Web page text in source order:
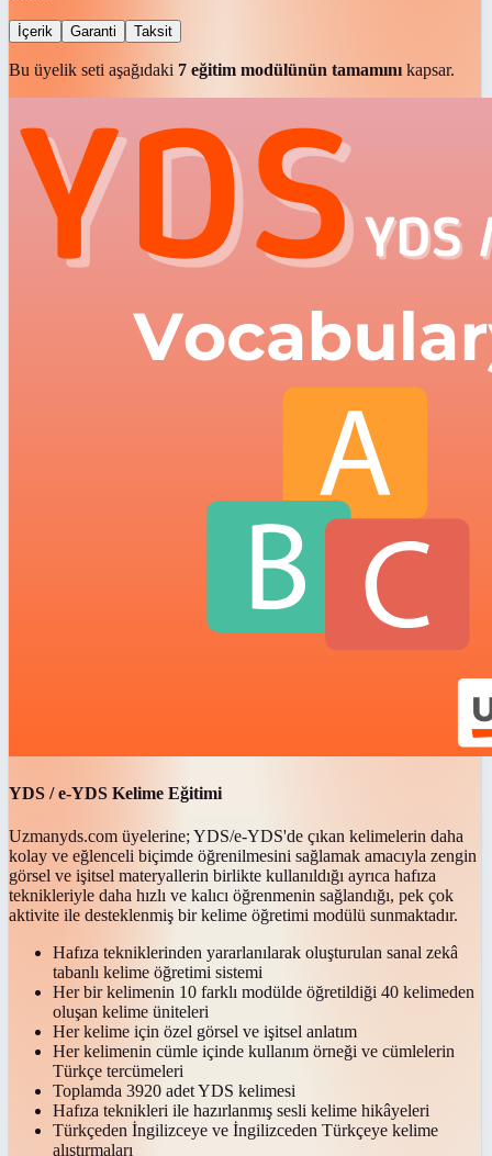
İçerik Garanti Taksit
Bu üyelik seti aşağıdaki 7 eğitim modülünün tamamını kapsar.
YDS / e-YDS Kelime Eğitimi
Uzmanyds.com üyelerine; YDS/e-YDS'de çıkan kelimelerin daha
kolay ve eğlenceli biçimde öğrenilmesini sağlamak amacıyla zengin
görsel ve işitsel materyallerin birlikte kullanıldığı ayrıca hafıza
teknikleriyle daha hızlı ve kalıcı öğrenmenin sağlandığı, pek çok
aktivite ile desteklenmiş bir kelime öğretimi modülü sunmaktadır.
Hafıza tekniklerinden yararlanılarak oluşturulan sanal zekâ
tabanlı kelime öğretimi sistemi
Her bir kelimenin 10 farklı modülde öğretildiği 40 kelimeden
oluşan kelime üniteleri
Her kelime için özel görsel ve işitsel anlatım
Her kelimenin cümle içinde kullanım örneği ve cümlelerin
Türkçe tercümeleri
Toplamda 3920 adet YDS kelimesi
Hafıza teknikleri ile hazırlanmış sesli kelime hikâyeleri
Türkçeden İngilizceye ve İngilizceden Türkçeye kelime
alıştırmaları